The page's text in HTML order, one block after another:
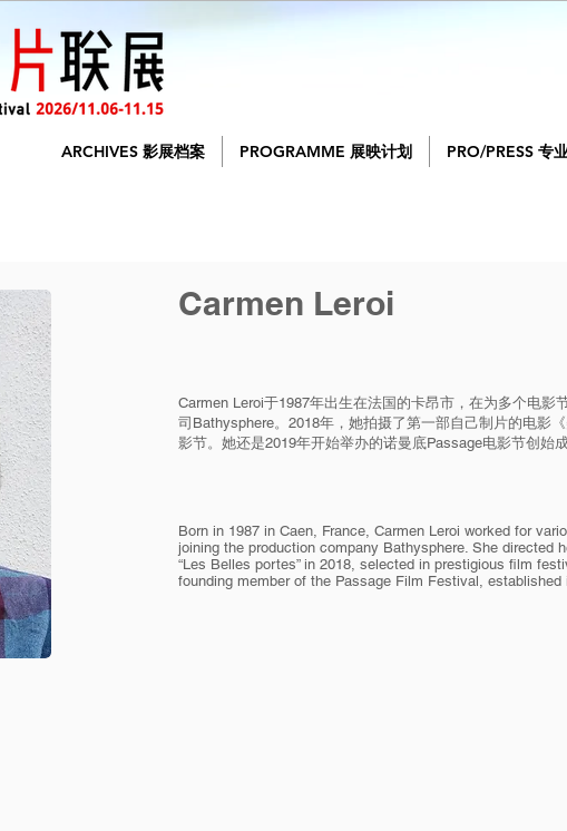
ARCHIVES 影展档案 PROGRAMME 展映计划 PRO/PRESS 专
Carmen Leroi
Carmen Leroi于1987年出生在法国的卡昂市，在为多个电影
司Bathysphere。2018年，她拍摄了第一部自己制片的电影
影节。她还是2019年开始举办的诺曼底Passage电影节创始成
Born in 1987 in Caen, France, Carmen Leroi worked for
joining the production company Bathysphere. She directed
“Les Belles portes” in 2018, selected in prestigious film
founding member of the Passage Film Festival, established